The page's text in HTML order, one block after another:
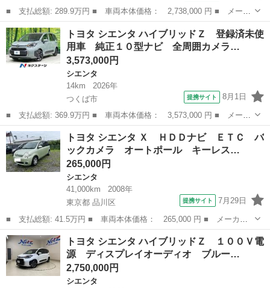
■ 支払総額: 289.9万円 ■ 車両本体価格： 2,738,000 円 ■ メーカ
ー名： トヨタ ■ 車種名： シエンタ ■ グレード名： Ｚ 純正
１０型ナビ 全周囲カメラ セーフティセンス レーダークルーズ
ＢＳＭ ...
茨城 つくば市 シエンタ
トヨタ シエンタ ハイブリッドＺ 登録済未使
用車 純正１０型ナビ 全周囲カメラ…
3,573,000円
シエンタ
14km
2026年
つくば市
提携サイト 8月1日
■ 支払総額: 369.9万円 ■ 車両本体価格： 3,573,000 円 ■ メーカ
ー名： トヨタ ■ 車種名： シエンタ ■ グレード名： ハイブリ
ッドＺ 登録済未使用車 純正１０型ナビ 全周囲カメラ セーフテ
ィセンス...
茨城 つくば市 シエンタ
トヨタ シエンタ Ｘ ＨＤＤナビ ＥＴＣ バ
ックカメラ オートポール キーレス…
265,000円
シエンタ
41,000km
2008年
東京都 品川区
提携サイト 7月29日
■ 支払総額: 41.5万円 ■ 車両本体価格： 265,000 円 ■ メーカー
名： トヨタ ■ 車種名： シエンタ ■ グレード名： Ｘ ＨＤＤ
ナビ ＥＴＣ バックカメラ オートポール キーレス 記録簿あ
り ７人乗り ...
東京 品川区 シエンタ
トヨタ シエンタ ハイブリッドＺ １００Ｖ電
源 ディスプレイオーディオ ブルー…
2,750,000円
シエンタ